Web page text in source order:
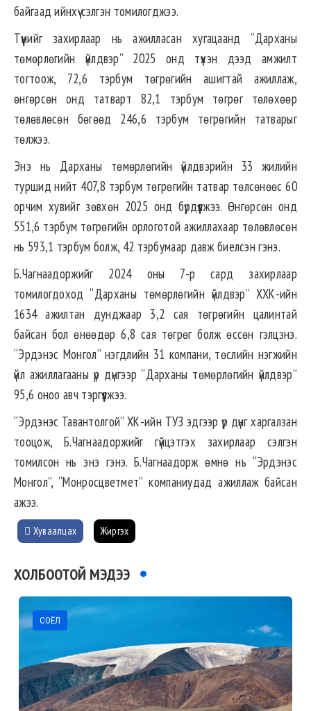
байгаад ийнхүү сэлгэн томилогджээ.
Түүнийг захирлаар нь ажилласан хугацаанд “Дарханы
төмөрлөгийн үйлдвэр” 2025 онд түүхэн дээд амжилт
тогтоож, 72,6 тэрбум төгрөгийн ашигтай ажиллаж,
өнгөрсөн онд татварт 82,1 тэрбум төгрөг төлөхөөр
төлөвлөсөн бөгөөд 246,6 тэрбум төгрөгийн татварыг
төлжээ.
Энэ нь Дарханы төмөрлөгийн үйлдвэрийн 33 жилийн
туршид нийт 407,8 тэрбум төгрөгийн татвар төлсөнөөс 60
орчим хувийг зөвхөн 2025 онд бүрдүүлжээ. Өнгөрсөн онд
551,6 тэрбум төгрөгийн орлоготой ажиллахаар төлөвлөсөн
нь 593,1 тэрбум болж, 42 тэрбумаар давж биелсэн гэнэ.
Б.Чагнаадоржийг 2024 оны 7-р сард захирлаар
томилогдоход “Дарханы төмөрлөгийн үйлдвэр” ХХК-ийн
1634 ажилтан дунджаар 3,2 сая төгрөгийн цалинтай
байсан бол өнөөдөр 6,8 сая төгрөг болж өссөн гэлцэнэ.
“Эрдэнэс Монгол” нэгдлийн 31 компани, төслийн нэгжийн
үйл ажиллагааны үр дүнгээр “Дарханы төмөрлөгийн үйлдвэр”
95,6 оноо авч тэргүүлжээ.
“Эрдэнэс Тавантолгой” ХК-ийн ТУЗ эдгээр үр дүнг харгалзан
тооцож, Б.Чагнаадоржийг гүйцэтгэх захирлаар сэлгэн
томилсон нь энэ гэнэ. Б.Чагнаадорж өмнө нь “Эрдэнэс
Монгол”, “Монросцветмет” компаниудад ажиллаж байсан
ажээ.
Хуваалцах Жиргэх
ХОЛБООТОЙ МЭДЭЭ
СОЁЛ